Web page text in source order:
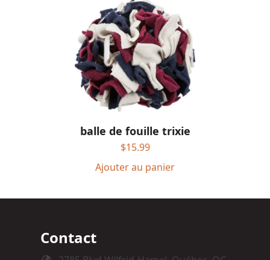
balle de fouille trixie
$15.99
Ajouter au panier
Contact